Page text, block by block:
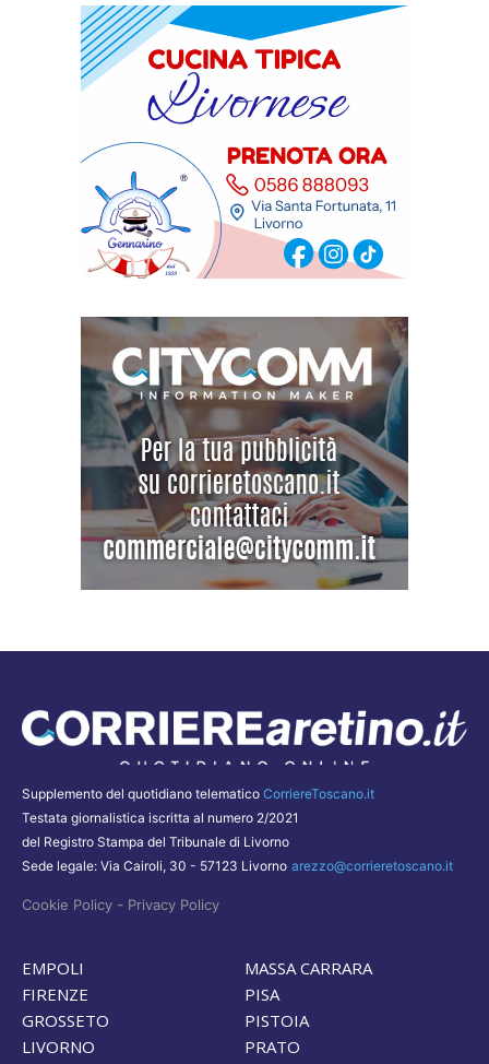
Supplemento del quotidiano telematico CorriereToscano.it
Testata giornalistica iscritta al numero 2/2021
del Registro Stampa del Tribunale di Livorno
Sede legale: Via Cairoli, 30 - 57123 Livorno arezzo@corrieretoscano.it
Cookie Policy - Privacy Policy
EMPOLI
FIRENZE
GROSSETO
LIVORNO
MASSA CARRARA
PISA
PISTOIA
PRATO